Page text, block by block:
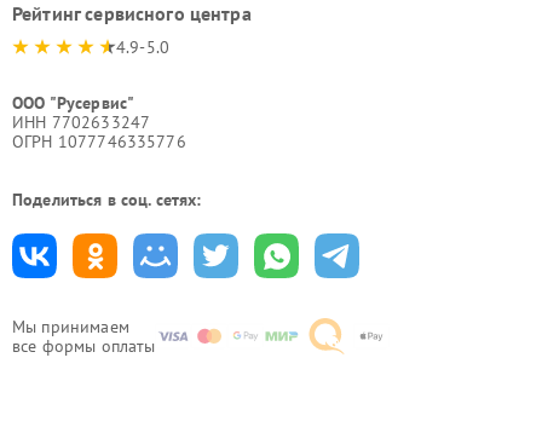
Мы принимаем
все формы оплаты
Рейтинг сервисного центра
4.9-5.0
ООО "Русервис"
ИНН 7702633247
ОГРН 1077746335776
Поделиться в соц. сетях: